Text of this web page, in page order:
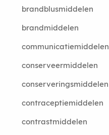
brandblusmiddelen
brandmiddelen
communicatiemiddelen
conserveermiddelen
conserveringsmiddelen
contraceptiemiddelen
contrastmiddelen